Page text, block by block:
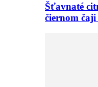
Šťavnaté
čiernom